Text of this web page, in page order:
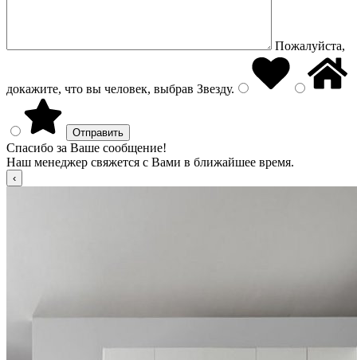
Пожалуйста,
докажите, что вы человек, выбрав Звезду.
Спасибо за Ваше сообщение!
Наш менеджер свяжется с Вами в ближайшее время.